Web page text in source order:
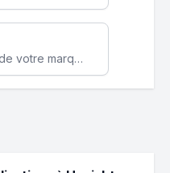
Renforcez l’identité de votre marque avec un design unique qui capte l’attention et engage vos clients.